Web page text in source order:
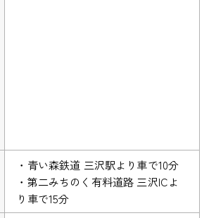
・青い森鉄道 三沢駅より車で10分
・第二みちのく有料道路 三沢ICよ
り車で15分